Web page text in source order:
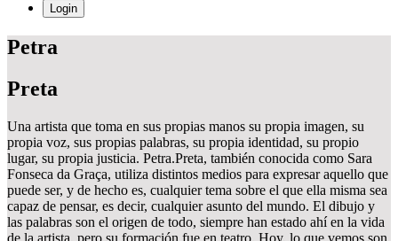
Login
Petra
Preta
Una artista que toma en sus propias manos su propia imagen, su
propia voz, sus propias palabras, su propia identidad, su propio
lugar, su propia justicia. Petra.Preta, también conocida como Sara
Fonseca da Graça, utiliza distintos medios para expresar aquello que
puede ser, y de hecho es, cualquier tema sobre el que ella misma sea
capaz de pensar, es decir, cualquier asunto del mundo. El dibujo y
las palabras son el origen de todo, siempre han estado ahí en la vida
de la artista, pero su formación fue en teatro. Hoy, lo que vemos son